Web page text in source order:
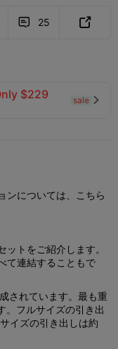
 25 
$229
sale 
ンについては、こちら
トをご紹介します。
て連結することもで
されています。最も重
。フルサイズの引き出
イズの引き出しは約